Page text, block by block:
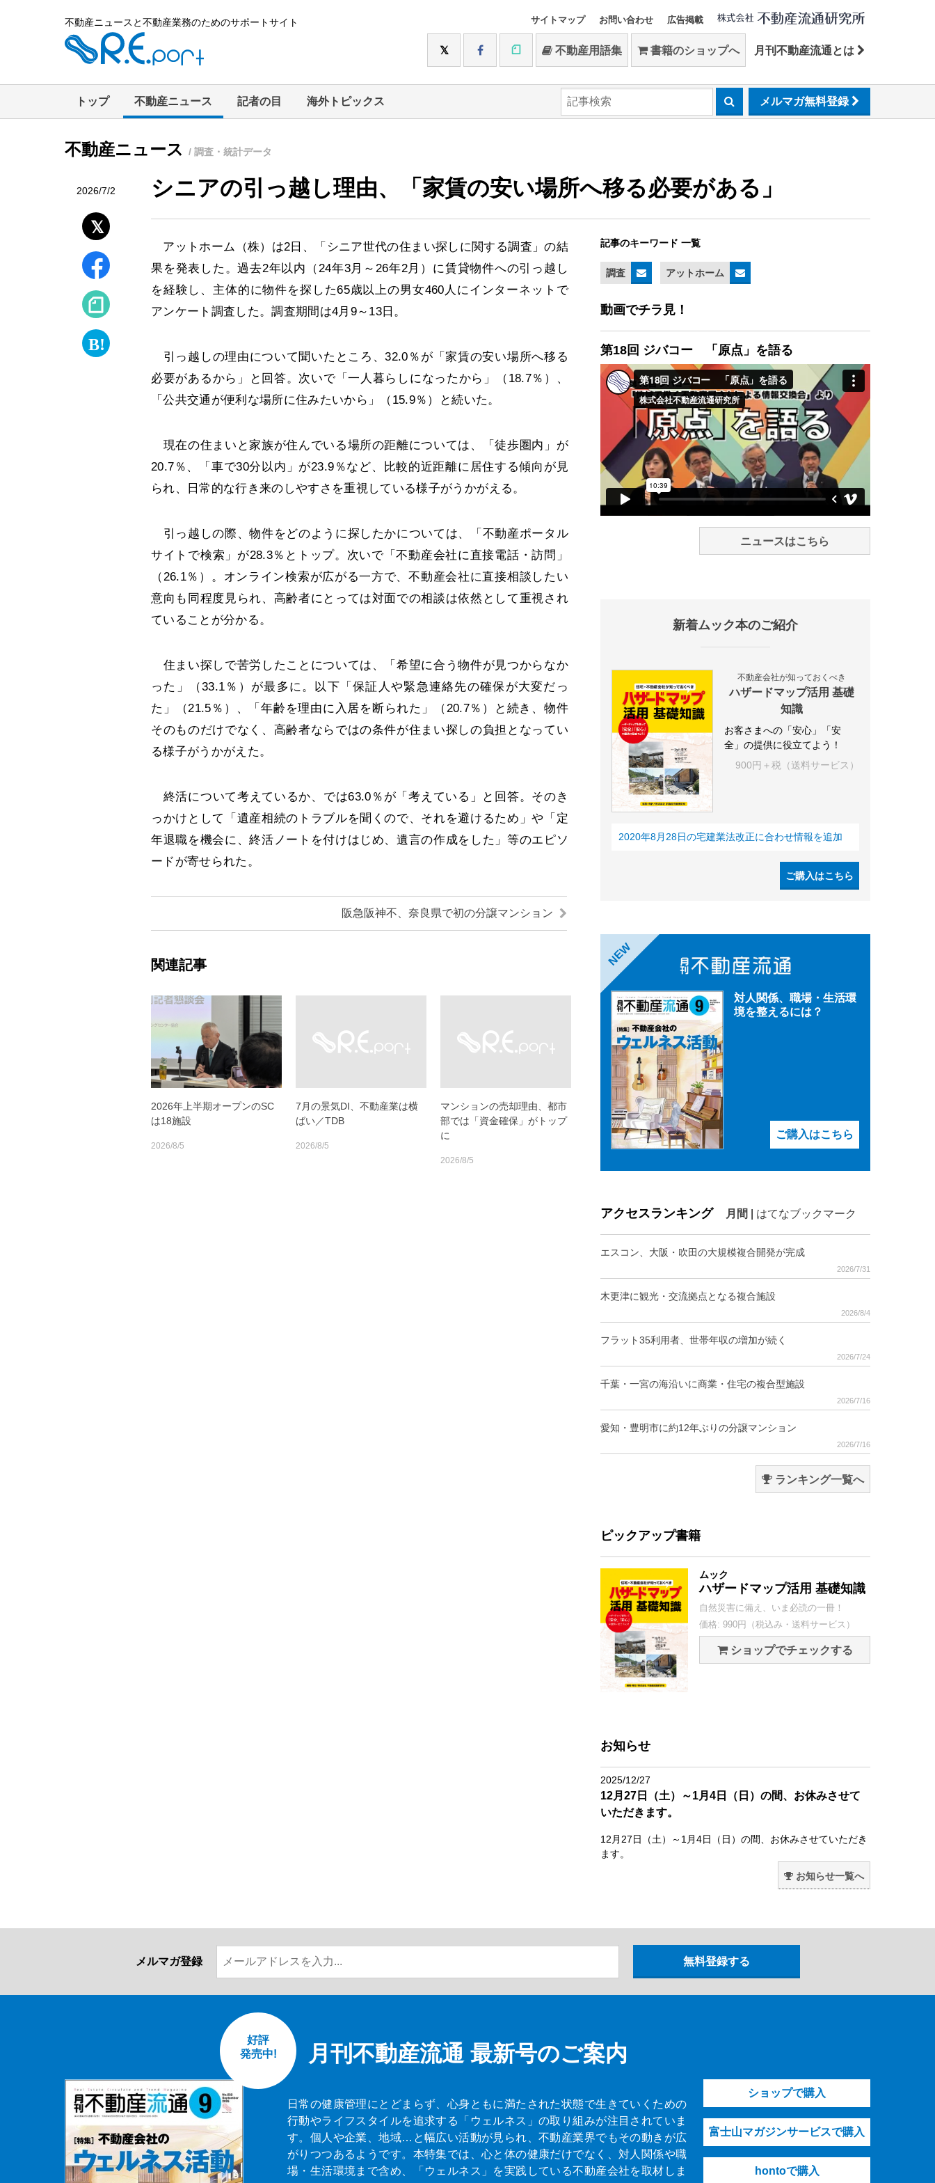
不動産ニュースと不動産業務のためのサポートサイト サイトマップ お問い合わせ 広告掲載
不動産用語集 書籍のショップへ 月刊不動産流通とは
トップ 不動産ニュース 記者の目 海外トピックス メルマガ無料登録
不動産ニュース / 調査・統計データ
2026/7/2 シニアの引っ越し理由、「家賃の安い場所へ移る必要がある」
アットホーム（株）は2日、「シニア世代の住まい探しに関する調査」の結
果を発表した。過去2年以内（24年3月～26年2月）に賃貸物件への引っ越し
を経験し、主体的に物件を探した65歳以上の男女460人にインターネットで
アンケート調査した。調査期間は4月9～13日。
引っ越しの理由について聞いたところ、32.0％が「家賃の安い場所へ移る
必要があるから」と回答。次いで「一人暮らしになったから」（18.7％）、
「公共交通が便利な場所に住みたいから」（15.9％）と続いた。
現在の住まいと家族が住んでいる場所の距離については、「徒歩圏内」が
20.7％、「車で30分以内」が23.9％など、比較的近距離に居住する傾向が見
られ、日常的な行き来のしやすさを重視している様子がうかがえる。
引っ越しの際、物件をどのように探したかについては、「不動産ポータル
サイトで検索」が28.3％とトップ。次いで「不動産会社に直接電話・訪問」
（26.1％）。オンライン検索が広がる一方で、不動産会社に直接相談したい
意向も同程度見られ、高齢者にとっては対面での相談は依然として重視され
ていることが分かる。
住まい探しで苦労したことについては、「希望に合う物件が見つからなか
った」（33.1％）が最多に。以下「保証人や緊急連絡先の確保が大変だっ
た」（21.5％）、「年齢を理由に入居を断られた」（20.7％）と続き、物件
そのものだけでなく、高齢者ならではの条件が住まい探しの負担となってい
る様子がうかがえた。
終活について考えているか、では63.0％が「考えている」と回答。そのき
っかけとして「遺産相続のトラブルを聞くので、それを避けるため」や「定
年退職を機会に、終活ノートを付けはじめ、遺言の作成をした」等のエピソ
ードが寄せられた。
阪急阪神不、奈良県で初の分譲マンション
関連記事
2026年上半期オープンのSC
は18施設
2026/8/5
7月の景気DI、不動産業は横
ばい／TDB
2026/8/5
マンションの売却理由、都市
部では「資金確保」がトップ
に
2026/8/5
記事のキーワード 一覧
調査 アットホーム
動画でチラ見！
第18回 ジバコー 「原点」を語る
ニュースはこちら
新着ムック本のご紹介
不動産会社が知っておくべき
ハザードマップ活用 基礎
知識
お客さまへの「安心」「安
全」の提供に役立てよう！
900円＋税（送料サービス）
2020年8月28日の宅建業法改正に合わせ情報を追加
ご購入はこちら
NEW
対人関係、職場・生活環
境を整えるには？
ご購入はこちら
アクセスランキング 月間 はてなブックマーク
エスコン、大阪・吹田の大規模複合開発が完成
2026/7/31
木更津に観光・交流拠点となる複合施設
2026/8/4
フラット35利用者、世帯年収の増加が続く
2026/7/24
千葉・一宮の海沿いに商業・住宅の複合型施設
2026/7/16
愛知・豊明市に約12年ぶりの分譲マンション
2026/7/16
ランキング一覧へ
ピックアップ書籍
ムック
ハザードマップ活用 基礎知識
自然災害に備え、いま必読の一冊！
価格: 990円（税込み・送料サービス）
ショップでチェックする
お知らせ
2025/12/27
12月27日（土）～1月4日（日）の間、お休みさせて
いただきます。
12月27日（土）～1月4日（日）の間、お休みさせていただき
ます。
お知らせ一覧へ
メルマガ登録
月刊不動産流通 最新号のご案内
好評
発売中!
日常の健康管理にとどまらず、心身ともに満たされた状態で生きていくための
行動やライフスタイルを追求する「ウェルネス」の取り組みが注目されていま
す。個人や企業、地域…と幅広い活動が見られ、不動産業界でもその動きが広
がりつつあるようです。本特集では、心と体の健康だけでなく、対人関係や職
場・生活環境まで含め、「ウェルネス」を実践している不動産会社を取材しま
ショップで購入
富士山マガジンサービスで購入
hontoで購入